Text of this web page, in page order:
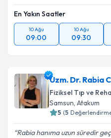
Metni'ni okudum ve
kapsamda
Takvim
En Yakın Saatler
10 Ağu
09:00
10 Ağu
09:30
Uzm. Dr. Rabia
Fiziksel Tıp ve
Samsun, Atakum
5 (5
Rabia hanıma uzun süredir